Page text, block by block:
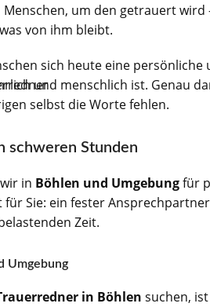
um den getrauert wird
von ihm bleibt.
sich heute eine persönliche
und menschlich ist. Genau
selbst die Worte fehlen.
schweren Stunden
in Böhlen und Umgebungfür
Sie: ein fester
Zeit.
Umgebung
in Böhlen suchen, ist